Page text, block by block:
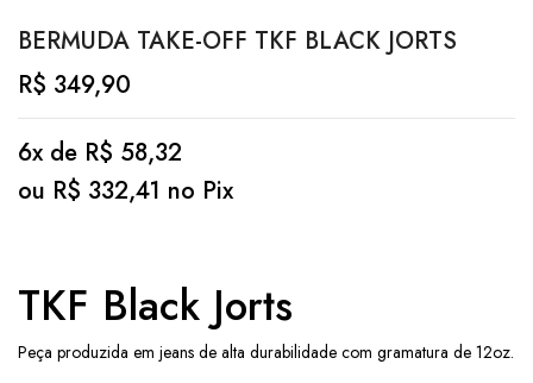
BERMUDA TAKE-OFF TKF BLACK JORTS
R$ 349,90
6x de R$ 58,32
ou R$ 332,41 no Pix
TKF Black Jorts
Peça produzida em jeans de alta durabilidade com gramatura de 12oz.